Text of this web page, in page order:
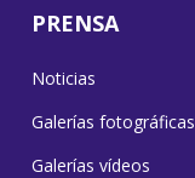
PRENSA
Noticias
Galerías fotográficas
Galerías vídeos